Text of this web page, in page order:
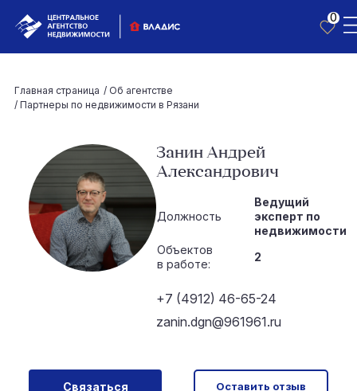
0
Главная страница / Об агентстве
/ Партнеры по недвижимости в Рязани
Занин Андрей
Александрович
Должность
Ведущий
эксперт по
недвижимости
Объектов
в работе:
2
+7 (4912) 46-65-24
zanin.dgn@961961.ru
Связаться Оставить отзыв